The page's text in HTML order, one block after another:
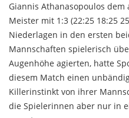
Giannis Athanasopoulos
Meister mit 1:3 (22:25 18:25
Niederlagen in den ersten
Mannschaften spielerisch
Augenhöhe agierten, hatte
diesem Match einen
Killerinstinkt von ihrer
die Spielerinnen aber nur in